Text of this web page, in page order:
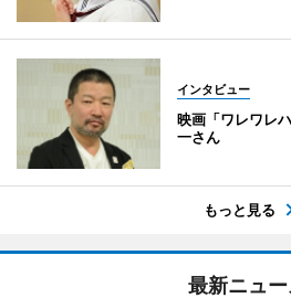
インタビュー
映画「ワレワレ
一さん
もっと見る
最新ニュー